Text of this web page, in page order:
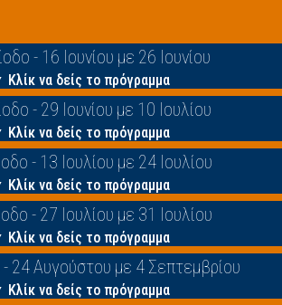
- 16 Ιουνίου με 26 Ιουνίου
Κλίκ να δείς το πρόγραμμα
- 29 Ιουνίου με 10 Ιουλίου
Κλίκ να δείς το πρόγραμμα
- 13 Ιουλίου με 24 Ιουλίου
Κλίκ να δείς το πρόγραμμα
- 27 Ιουλίου με 31 Ιουλίου
Κλίκ να δείς το πρόγραμμα
24 Αυγούστου με 4 Σεπτεμβρίου
Κλίκ να δείς το πρόγραμμα